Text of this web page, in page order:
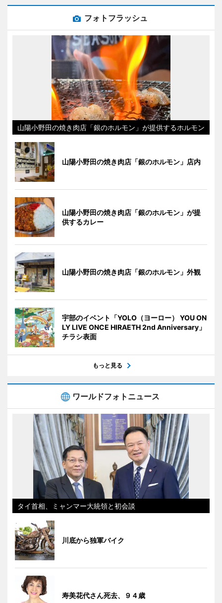
フォトフラッシュ
山陽小野田の焼き肉店「銀のホルモン」が提供するホルモン
山陽小野田の焼き肉店「銀のホルモン」店内
山陽小野田の焼き肉店「銀のホルモン」が提
供するカレー
山陽小野田の焼き肉店「銀のホルモン」外観
宇部のイベント「YOLO（ヨーロー） YOU ON
LY LIVE ONCE HIRAETH 2nd Anniversary」
チラシ表面
もっと見る
ワールドフォトニュース
タイ首相、ミャンマー大統領と初会談
川底から独軍バイク
寿美花代さん死去、９４歳